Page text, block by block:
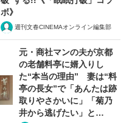
ボ》
週刊文春CINEMAオンライン編集部
元・商社マンの夫が京都
の老舗料亭に婿入りし
た“本当の理由” 妻は“料
亭の長女”で「あんたは跡
取りやさかいに」「菊乃
井から逃げたい」と…